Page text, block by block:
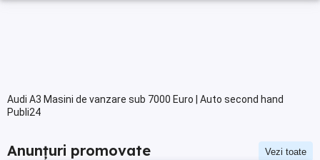
Audi A3 Masini de vanzare sub 7000 Euro | Auto second hand
Publi24
Anunțuri promovate Vezi toate